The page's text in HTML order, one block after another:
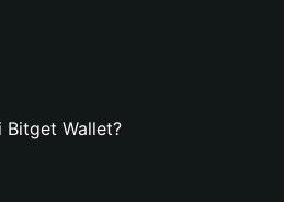
Bitget Wallet?